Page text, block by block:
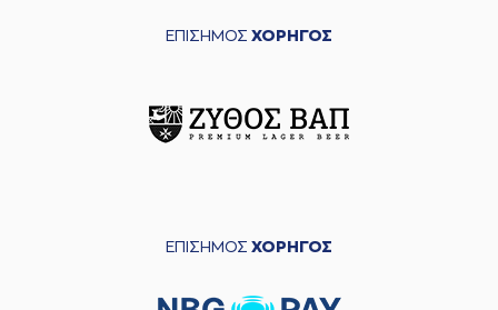
ΕΠΙΣΗΜΟΣ ΧΟΡΗΓΟΣ
ΕΠΙΣΗΜΟΣ ΧΟΡΗΓΟΣ